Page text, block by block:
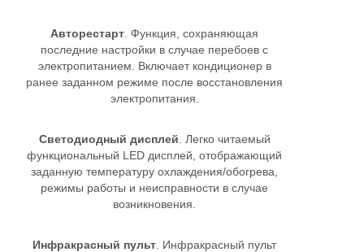
Авторестарт . Функция, сохраняющая
последние настройки в случае перебоев с
электропитанием. Включает кондиционер в
ранее заданном режиме после восстановления
электропитания.
Светодиодный дисплей . Легко читаемый
функциональный LED дисплей, отображающий
заданную температуру охлаждения/обогрева,
режимы работы и неисправности в случае
возникновения.
Инфракрасный пульт . Инфракрасный пульт